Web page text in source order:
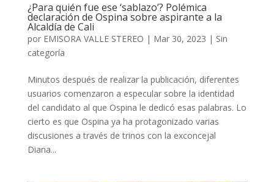
¿Para quién fue ese ‘sablazo’? Polémica
declaración de Ospina sobre aspirante a la
Alcaldía de Cali
por EMISORA VALLE STEREO | Mar 30, 2023 | Sin
categoría
Minutos después de realizar la publicación, diferentes
usuarios comenzaron a especular sobre la identidad
del candidato al que Ospina le dedicó esas palabras. Lo
cierto es que Ospina ya ha protagonizado varias
discusiones a través de trinos con la exconcejal
Diana...